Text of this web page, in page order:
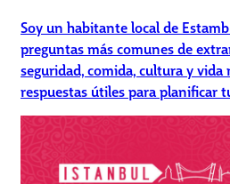
Soy un habitante local de
preguntas más comunes de
seguridad, comida, cultura y
respuestas útiles para planificar